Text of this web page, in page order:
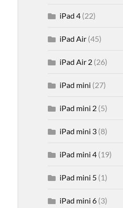
iPad 4(22)
iPad Air(45)
iPad Air 2(26)
iPad mini (27)
iPad mini 2(5)
iPad mini 3(8)
iPad mini 4(19)
iPad mini 5(1)
iPad mini 6(3)